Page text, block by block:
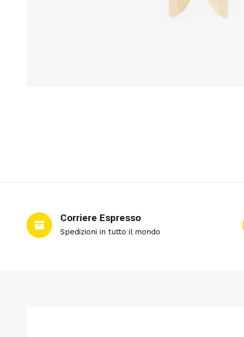
Corriere Espresso
Spedizioni in tutto il mondo